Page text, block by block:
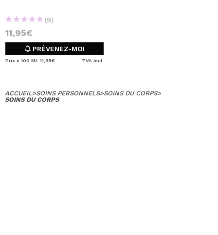
(9)
11,95€
PRÉVENEZ-MOI
Prix x 100 Ml: 11,95€ TVA Incl.
ACCUEIL>SOINS PERSONNELS>SOINS DU CORPS>
SOINS DU CORPS